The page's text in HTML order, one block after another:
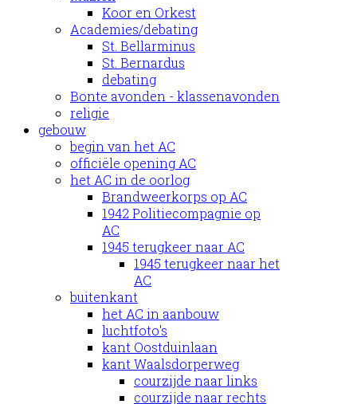
Koor en Orkest
Academies/debating
St. Bellarminus
St. Bernardus
debating
Bonte avonden - klassenavonden
religie
gebouw
begin van het AC
officiële opening AC
het AC in de oorlog
Brandweerkorps op AC
1942 Politiecompagnie op
AC
1945 terugkeer naar AC
1945 terugkeer naar het
AC
buitenkant
het AC in aanbouw
luchtfoto's
kant Oostduinlaan
kant Waalsdorperweg
courzijde naar links
courzijde naar rechts